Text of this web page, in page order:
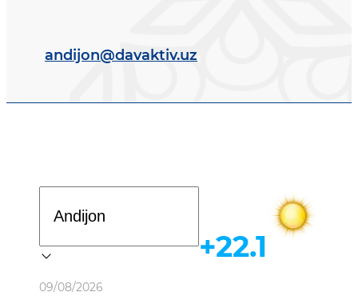
andijon@davaktiv.uz
Ob-havo
09/08/2026
+22.1